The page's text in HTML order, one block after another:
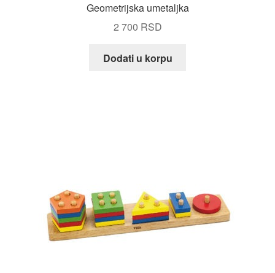
Geometrijska umetaljka
2 700 RSD
Dodati u korpu